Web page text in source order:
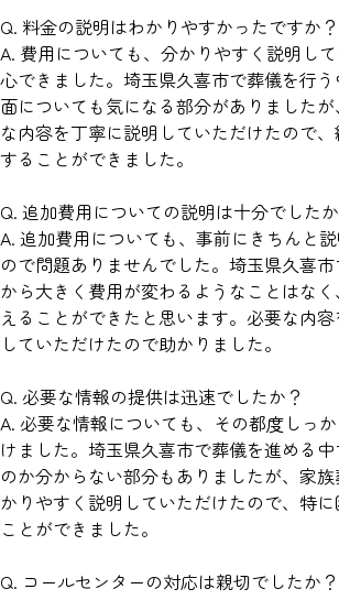
Q. 料金の説明はわかりやすかったですか？
A. 費用についても、分かりやすく説明し
心できました。埼玉県久喜市で葬儀を行
面についても気になる部分がありました
な内容を丁寧に説明していただけたので
することができました。
Q. 追加費用についての説明は十分でした
A. 追加費用についても、事前にきちんと
ので問題ありませんでした。埼玉県久喜
から大きく費用が変わるようなことはな
えることができたと思います。必要な内
していただけたので助かりました。
Q. 必要な情報の提供は迅速でしたか？
A. 必要な情報についても、その都度しっ
けました。埼玉県久喜市で葬儀を進める
のか分からない部分もありましたが、家
かりやすく説明していただけたので、特
ことができました。
Q. コールセンターの対応は親切でしたか？